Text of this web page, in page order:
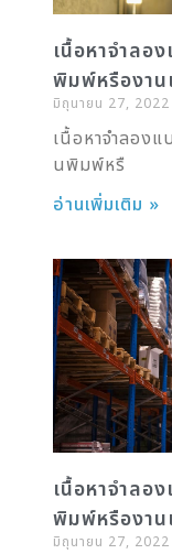
เนื้อหาจำลอ
พิมพ์หรืองา
มิถุนายน 27, 2022
เนื้อหาจำลอง
นพิมพ์หรื
อ่านเพิ่มเติม »
เนื้อหาจำลอ
พิมพ์หรืองา
มิถุนายน 27, 2022